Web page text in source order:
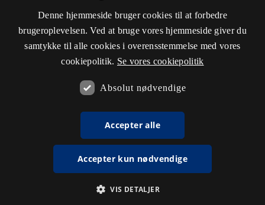
Denne hjemmeside bruger cookies til at forbedre
brugeroplevelsen. Ved at bruge vores hjemmeside giver du
samtykke til alle cookies i overensstemmelse med vores
cookiepolitik. Se vores cookiepolitik
Absolut nødvendige
Accepter alle
Accepter kun nødvendige
VIS DETALJER